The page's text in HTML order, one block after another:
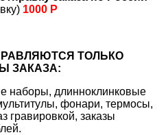
1000 Р
ТОЛЬКО
ЗАКАЗА:
наборы, длинноклинковые
фонари, термосы,
гравировкой, заказы